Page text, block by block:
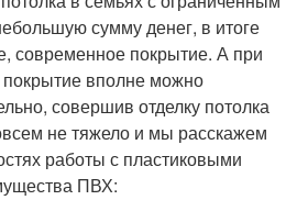
сумму денег, в итоге
современное покрытие. А при
вполне можно
совершив отделку потолка
не тяжело и мы расскажем
работы с пластиковыми
ПВХ: